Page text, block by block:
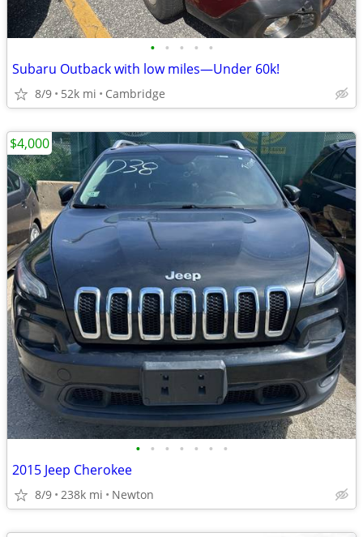
• • • • •
Subaru Outback with low miles—Under 60k!
8/9 52k mi Cambridge
• • • • • • •
2015 Jeep Cherokee
8/9 238k mi Newton
$4,000